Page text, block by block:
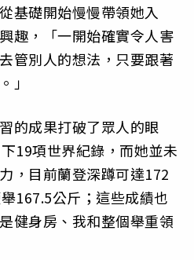
基礎開始慢慢帶領她入
趣，「一開始確實令人害
管別人的想法，只要跟著
」
的成果打破了眾人的眼
19項世界紀錄，而她並未
，目前蘭登深蹲可達172
167.5公斤；這些成績也
健身房、我和整個舉重領